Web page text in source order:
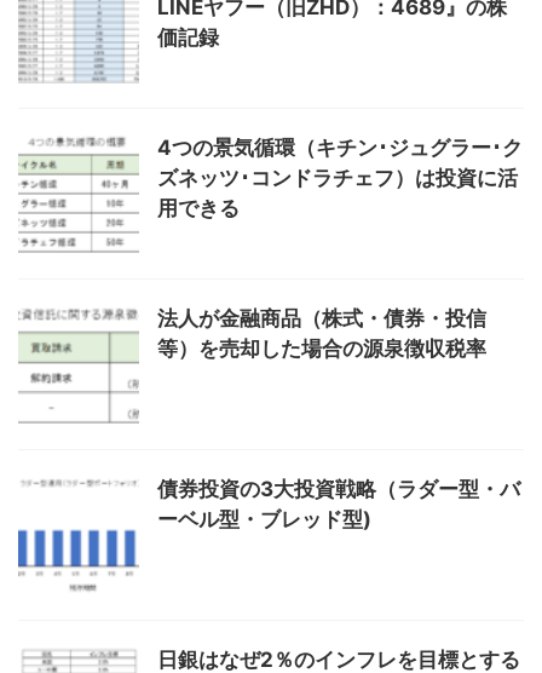
LINEヤフー（旧ZHD）：4689』の株
価記録
4つの景気循環（キチン･ジュグラー･ク
ズネッツ･コンドラチェフ）は投資に活
用できる
法人が金融商品（株式・債券・投信
等）を売却した場合の源泉徴収税率
債券投資の3大投資戦略（ラダー型・バ
ーベル型・ブレッド型)
日銀はなぜ2％のインフレを目標とする